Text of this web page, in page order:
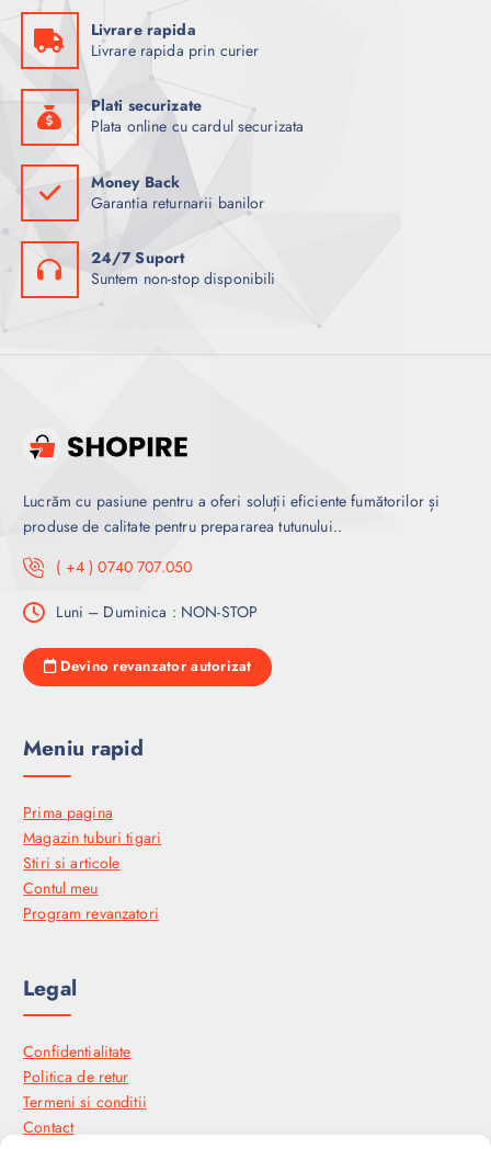
Livrare rapida
Livrare rapida prin curier
Plati securizate
Plata online cu cardul securizata
Money Back
Garantia returnarii banilor
24/7 Suport
Suntem non-stop disponibili
Lucrăm cu pasiune pentru a oferi soluții eficiente fumătorilor și
produse de calitate pentru prepararea tutunului..
( +4 ) 0740 707.050
Luni – Duminica : NON-STOP
Devino revanzator autorizat
Meniu rapid
Prima pagina
Magazin tuburi tigari
Stiri si articole
Contul meu
Program revanzatori
Legal
Confidentialitate
Politica de retur
Termeni si conditii
Contact